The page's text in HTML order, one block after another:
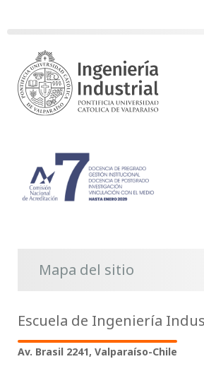
Mapa del sitio
Escuela de Ingeniería
Av. Brasil 2241, Valparaíso-Chile